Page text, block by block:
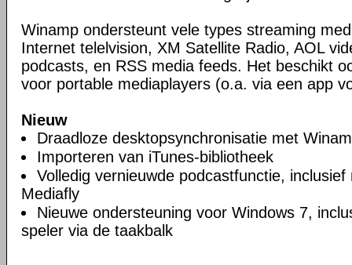
Winamp ondersteunt vele types streaming
Internet telelvision, XM Satellite Radio, AOL
podcasts, en RSS media feeds. Het beschikt
voor portable mediaplayers (o.a. via een app
Nieuw
Draadloze desktopsynchronisatie met
Importeren van iTunes-bibliotheek
Volledig vernieuwde podcastfunctie,
Mediafly
Nieuwe ondersteuning voor Windows 7,
speler via de taakbalk